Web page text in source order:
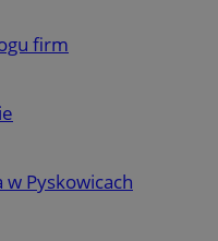
firm
w Pyskowicach